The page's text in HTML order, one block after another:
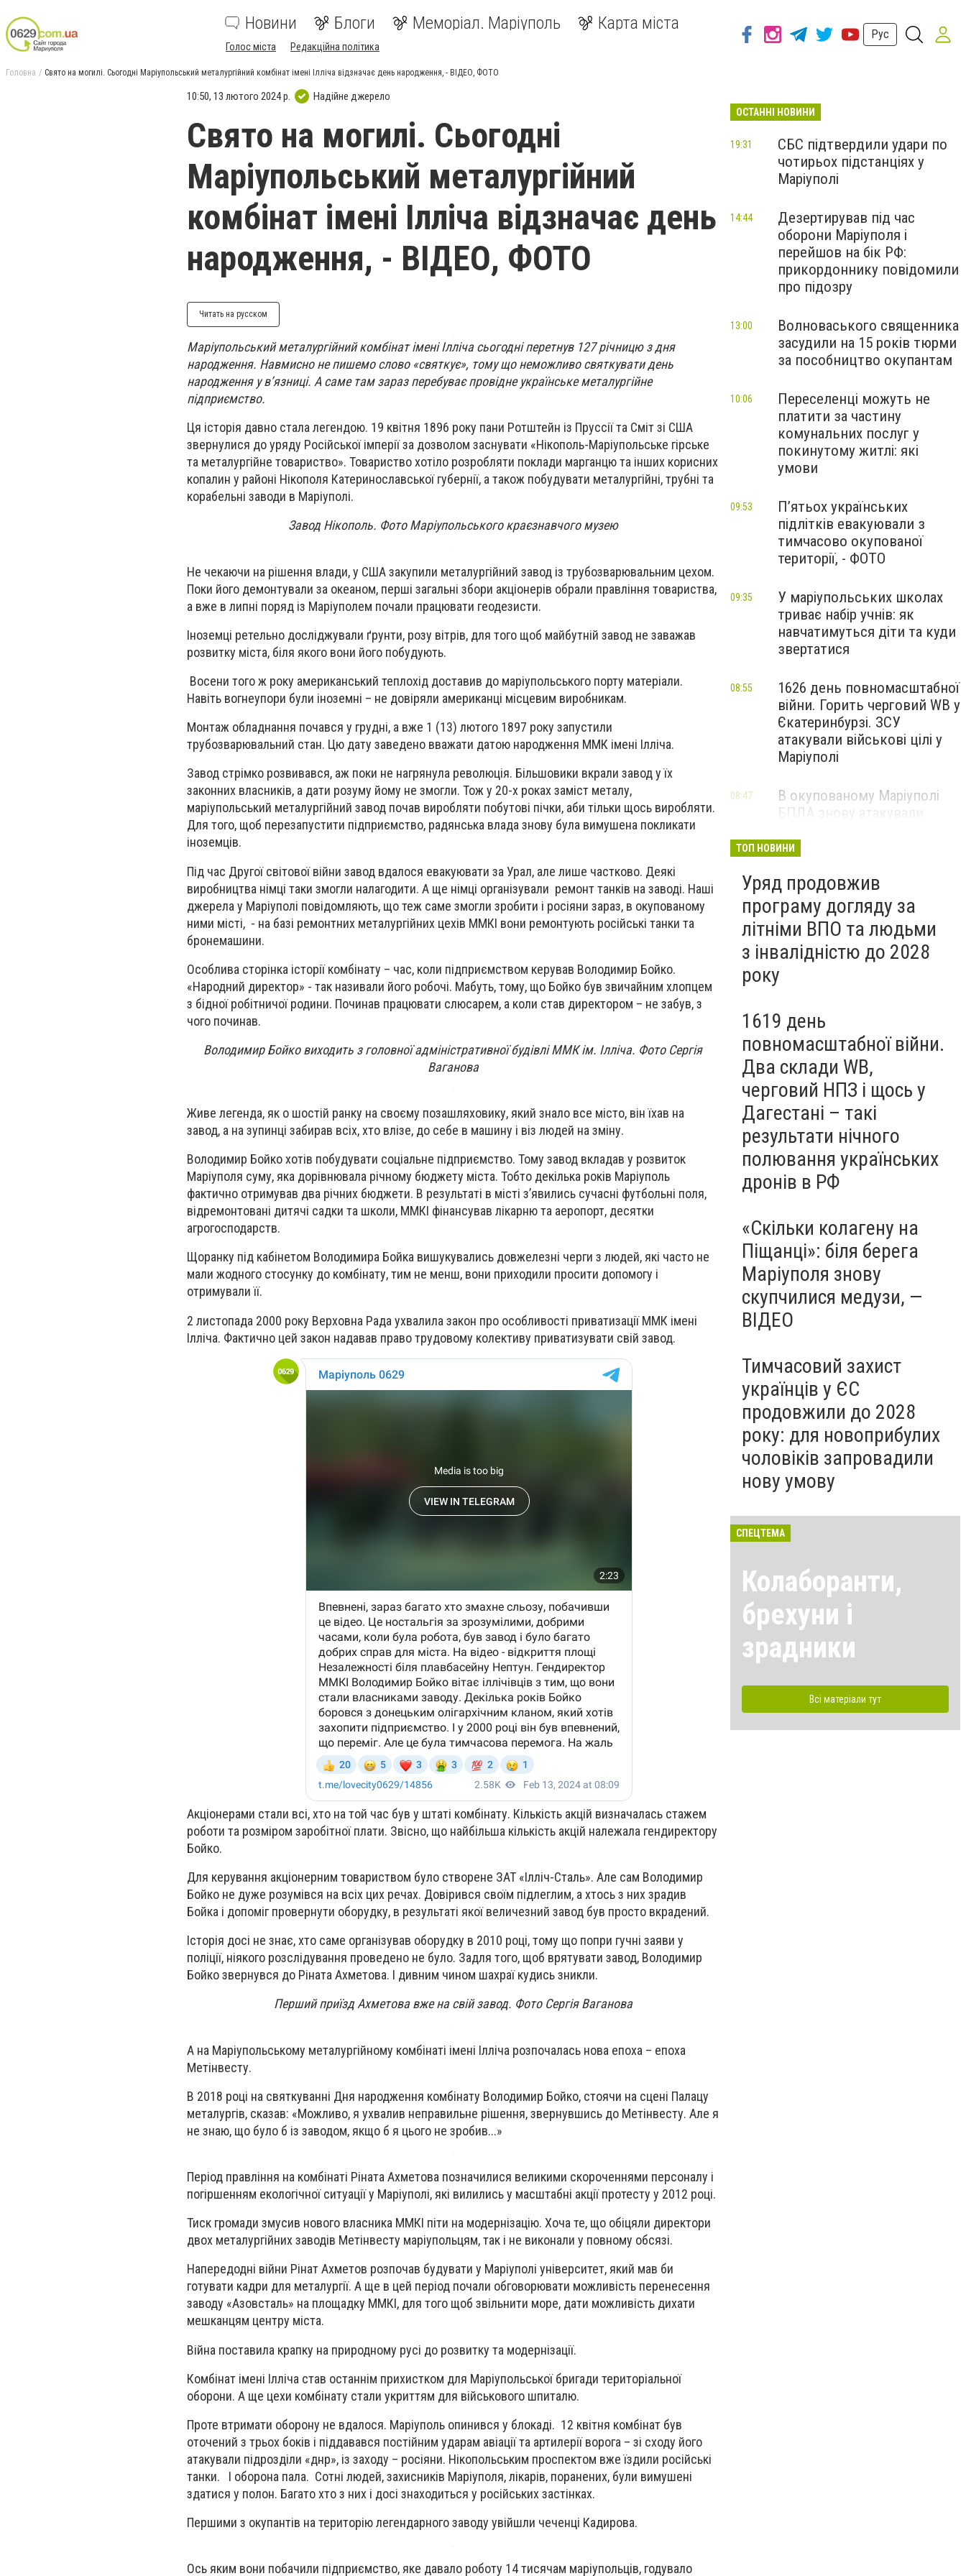
Новини Блоги Меморіал. Маріуполь Карта міста
Голос міста Редакційна політика
Рус
Головна Свято на могилі. Сьогодні Маріупольський металургійний комбінат імені Ілліча відзначає день народження, - ВІДЕО, ФОТО
10:50, 13 лютого 2024 р. Надійне джерело
Свято на могилі. Сьогодні
Маріупольський металургійний
комбінат імені Ілліча відзначає день
народження, - ВІДЕО, ФОТО
Читать на русском
Маріупольський металургійний комбінат імені Ілліча сьогодні перетнув 127 річницю з дня
народження. Навмисно не пишемо слово «святкує», тому що неможливо святкувати день
народження у в’язниці. А саме там зараз перебуває провідне українське металургійне
підприємство.
Ця історія давно стала легендою. 19 квітня 1896 року пани Ротштейн із Пруссії та Сміт зі США
звернулися до уряду Російської імперії за дозволом заснувати «Нікополь-Маріупольське гірське
та металургійне товариство». Товариство хотіло розробляти поклади марганцю та інших корисних
копалин у районі Нікополя Катеринославської губернії, а також побудувати металургійні, трубні та
корабельні заводи в Маріуполі.
Завод Нікополь. Фото Маріупольського краєзнавчого музею
Не чекаючи на рішення влади, у США закупили металургійний завод із трубозварювальним цехом.
Поки його демонтували за океаном, перші загальні збори акціонерів обрали правління товариства,
а вже в липні поряд із Маріуполем почали працювати геодезисти.
Іноземці ретельно досліджували ґрунти, розу вітрів, для того щоб майбутній завод не заважав
розвитку міста, біля якого вони його побудують.
Восени того ж року американський теплохід доставив до маріупольського порту матеріали.
Навіть вогнеупори були іноземні – не довіряли американці місцевим виробникам.
Монтаж обладнання почався у грудні, а вже 1 (13) лютого 1897 року запустили
трубозварювальний стан. Цю дату заведено вважати датою народження ММК імені Ілліча.
Завод стрімко розвивався, аж поки не нагрянула революція. Більшовики вкрали завод у їх
законних власників, а дати розуму йому не змогли. Тож у 20-х роках заміст металу,
маріупольський металургійний завод почав виробляти побутові пічки, аби тільки щось виробляти.
Для того, щоб перезапустити підприємство, радянська влада знову була вимушена покликати
іноземців.
Під час Другої світової війни завод вдалося евакуювати за Урал, але лише частково. Деякі
виробництва німці таки змогли налагодити. А ще німці організували ремонт танків на заводі. Наші
джерела у Маріуполі повідомляють, що теж саме змогли зробити і росіяни зараз, в окупованому
ними місті, - на базі ремонтних металургійних цехів ММКІ вони ремонтують російські танки та
бронемашини.
Особлива сторінка історії комбінату – час, коли підприємством керував Володимир Бойко.
«Народний директор» - так називали його робочі. Мабуть, тому, що Бойко був звичайним хлопцем
з бідної робітничої родини. Починав працювати слюсарем, а коли став директором – не забув, з
чого починав.
Володимир Бойко виходить з головної адміністративної будівлі ММК ім. Ілліча. Фото Сергія
Ваганова
Живе легенда, як о шостій ранку на своєму позашляховику, який знало все місто, він їхав на
завод, а на зупинці забирав всіх, хто влізе, до себе в машину і віз людей на зміну.
Володимир Бойко хотів побудувати соціальне підприємство. Тому завод вкладав у розвиток
Маріуполя суму, яка дорівнювала річному бюджету міста. Тобто декілька років Маріуполь
фактично отримував два річних бюджети. В результаті в місті з’явились сучасні футбольні поля,
відремонтовані дитячі садки та школи, ММКІ фінансував лікарню та аеропорт, десятки
агрогосподарств.
Щоранку під кабінетом Володимира Бойка вишукувались довжелезні черги з людей, які часто не
мали жодного стосунку до комбінату, тим не менш, вони приходили просити допомогу і
отримували її.
2 листопада 2000 року Верховна Рада ухвалила закон про особливості приватизації ММК імені
Ілліча. Фактично цей закон надавав право трудовому колективу приватизувати свій завод.
Акціонерами стали всі, хто на той час був у штаті комбінату. Кількість акцій визначалась стажем
роботи та розміром заробітної плати. Звісно, що найбільша кількість акцій належала гендиректору
Бойко.
Для керування акціонерним товариством було створене ЗАТ «Ілліч-Сталь». Але сам Володимир
Бойко не дуже розумівся на всіх цих речах. Довірився своїм підлеглим, а хтось з них зрадив
Бойка і допоміг провернути оборудку, в результаті якої величезний завод був просто вкрадений.
Історія досі не знає, хто саме організував оборудку в 2010 році, тому що попри гучні заяви у
поліції, ніякого розслідування проведено не було. Задля того, щоб врятувати завод, Володимир
Бойко звернувся до Ріната Ахметова. І дивним чином шахраї кудись зникли.
Перший приїзд Ахметова вже на свій завод. Фото Сергія Ваганова
А на Маріупольському металургійному комбінаті імені Ілліча розпочалась нова епоха – епоха
Метінвесту.
В 2018 році на святкуванні Дня народження комбінату Володимир Бойко, стоячи на сцені Палацу
металургів, сказав: «Можливо, я ухвалив неправильне рішення, звернувшись до Метінвесту. Але я
не знаю, що було б із заводом, якщо б я цього не зробив...»
Період правління на комбінаті Ріната Ахметова позначилися великими скороченнями персоналу і
погіршенням екологічної ситуації у Маріуполі, які вилились у масштабні акції протесту у 2012 році.
Тиск громади змусив нового власника ММКІ піти на модернізацію. Хоча те, що обіцяли директори
двох металургійних заводів Метінвесту маріупольцям, так і не виконали у повному обсязі.
Напередодні війни Рінат Ахметов розпочав будувати у Маріуполі університет, який мав би
готувати кадри для металургії. А ще в цей період почали обговорювати можливість перенесення
заводу «Азовсталь» на площадку ММКІ, для того щоб звільнити море, дати можливість дихати
мешканцям центру міста.
Війна поставила крапку на природному русі до розвитку та модернізації.
Комбінат імені Ілліча став останнім прихистком для Маріупольської бригади територіальної
оборони. А ще цехи комбінату стали укриттям для військового шпиталю.
Проте втримати оборону не вдалося. Маріуполь опинився у блокаді. 12 квітня комбінат був
оточений з трьох боків і піддавався постійним ударам авіації та артилерії ворога – зі сходу його
атакували підрозділи «днр», із заходу – росіяни. Нікопольським проспектом вже їздили російські
танки. І оборона пала. Сотні людей, захисників Маріуполя, лікарів, поранених, були вимушені
здатися у полон. Багато хто з них і досі знаходиться у російських застінках.
Першими з окупантів на територію легендарного заводу увійшли чеченці Кадирова.
Ось яким вони побачили підприємство, яке давало роботу 14 тисячам маріупольців, годувало
ОСТАННІ НОВИНИ
СБС підтвердили удари по
чотирьох підстанціях у
Маріуполі
19:31
Дезертирував під час
оборони Маріуполя і
перейшов на бік РФ:
прикордоннику повідомили
про підозру
14:44
Волноваського священника
засудили на 15 років тюрми
за пособництво окупантам
13:00
Переселенці можуть не
платити за частину
комунальних послуг у
покинутому житлі: які
умови
10:06
П’ятьох українських
підлітків евакуювали з
тимчасово окупованої
території, - ФОТО
09:53
У маріупольських школах
триває набір учнів: як
навчатимуться діти та куди
звертатися
09:35
1626 день повномасштабної
війни. Горить черговий WB у
Єкатеринбурзі. ЗСУ
атакували військові цілі у
Маріуполі
08:55
В окупованому Маріуполі
БПЛА знову атакували
— ВІДЕО
08:47
ТОП НОВИНИ
Уряд продовжив
програму догляду за
літніми ВПО та людьми
з інвалідністю до 2028
року
1619 день
повномасштабної війни.
Два склади WB,
черговий НПЗ і щось у
Дагестані – такі
результати нічного
полювання українських
дронів в РФ
«Скільки колагену на
Піщанці»: біля берега
Маріуполя знову
скупчилися медузи, —
ВІДЕО
Тимчасовий захист
українців у ЄС
продовжили до 2028
року: для новоприбулих
чоловіків запровадили
нову умову
СПЕЦТЕМА
Колаборанти,
брехуни і
зрадники
Всі матеріали тут